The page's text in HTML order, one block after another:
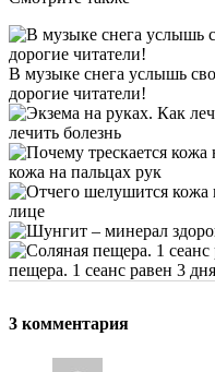
В музыке снега услышь
дорогие читатели!
лечить болезнь
кожа на пальцах рук
лице
пещера. 1 сеанс равен 3
3 комментария